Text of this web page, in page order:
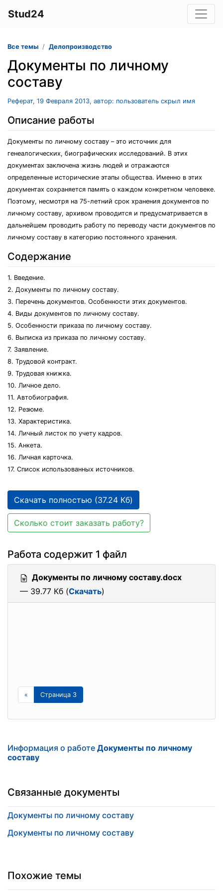
Stud24
Все темы Делопроизводство
Документы по личному
составу
Реферат, 19 Февраля 2013, автор: пользователь скрыл имя
Описание работы
Документы по личному составу – это источник для
генеалогических, биографических исследований. В этих
документах заключена жизнь людей и отражаются
определенные исторические этапы общества. Именно в этих
документах сохраняется память о каждом конкретном человеке.
Поэтому, несмотря на 75-летний срок хранения документов по
личному составу, архивом проводится и предусматривается в
дальнейшем проводить работу по переводу части документов по
личному составу в категорию постоянного хранения.
Содержание
1. Введение.
2. Документы по личному составу.
3. Перечень документов. Особенности этих документов.
4. Виды документов по личному составу.
5. Особенности приказа по личному составу.
6. Выписка из приказа по личному составу.
7. Заявление.
8. Трудовой контракт.
9. Трудовая книжка.
10. Личное дело.
11. Автобиография.
12. Резюме.
13. Характеристика.
14. Личный листок по учету кадров.
15. Анкета.
16. Личная карточка.
17. Список использованных источников.
Скачать полностью (37.24 Кб)
Сколько стоит заказать работу?
Работа содержит 1 файл
Документы по личному составу.docx
— 39.77 Кб (Скачать)
« Страница 3
Информация о работе Документы по личному
составу
Связанные документы
Документы по личному составу
Документы по личному составу
Похожие темы